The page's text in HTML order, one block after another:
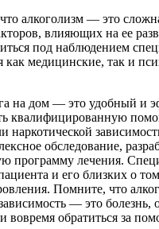
алкоголизм — это
влияющих на ее
под наблюдением
как медицинские, так и
на дом — это удобный и
квалифицированную
наркотической
обследование,
программу лечения.
и его близких о
Помните, что
— это болезнь,
вовремя обратиться за